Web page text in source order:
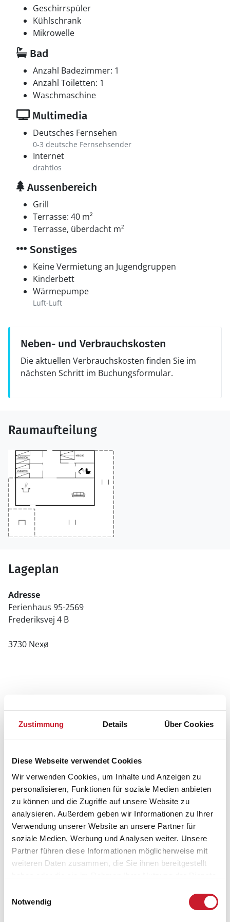
Zustimmung Details Über Cookies
Diese Webseite verwendet Cookies
Wir verwenden Cookies, um Inhalte und Anzeigen zu
personalisieren, Funktionen für soziale Medien anbieten
zu können und die Zugriffe auf unsere Website zu
analysieren. Außerdem geben wir Informationen zu Ihrer
Verwendung unserer Website an unsere Partner für
soziale Medien, Werbung und Analysen weiter. Unsere
Partner führen diese Informationen möglicherweise mit
weiteren Daten zusammen, die Sie ihnen bereitgestellt
Notwendig
kabellose Internetverbindung zur Verfügung.
Geschirrspüler
Kühlschrank
Mikrowelle
Bad
Anzahl Badezimmer: 1
Anzahl Toiletten: 1
Waschmaschine
Multimedia
Deutsches Fernsehen
0-3 deutsche Fernsehsender
Internet
drahtlos
Aussenbereich
Grill
Terrasse: 40 m²
Terrasse, überdacht m²
Sonstiges
Keine Vermietung an Jugendgruppen
Kinderbett
Wärmepumpe
Luft-Luft
Neben- und Verbrauchskosten
Die aktuellen Verbrauchskosten finden Sie im
nächsten Schritt im Buchungsformular.
Raumaufteilung
Lageplan
Adresse
Ferienhaus 95-2569
Frederiksvej 4 B
3730 Nexø
Belegungskalender
Anzahl Reisende auswählen